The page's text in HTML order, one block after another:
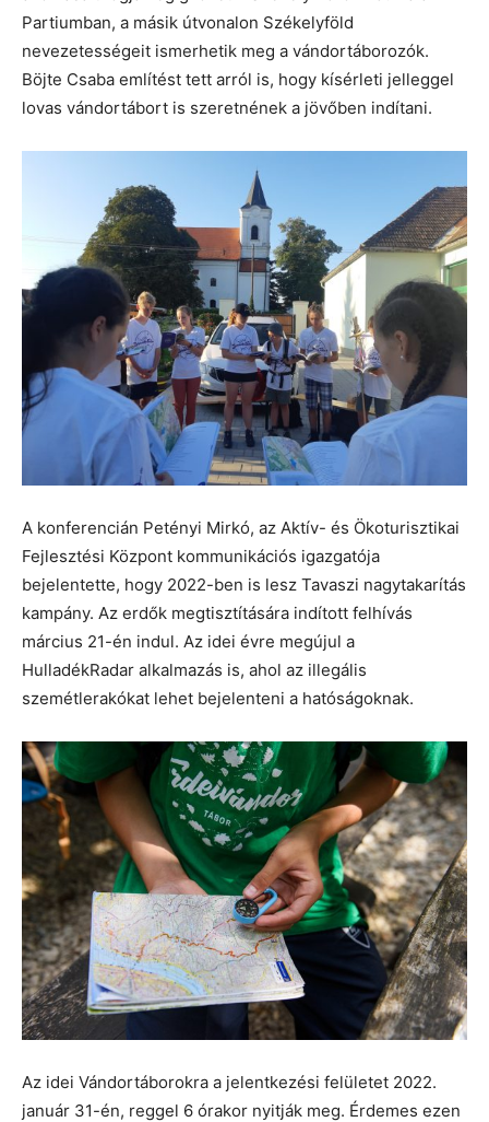
Partiumban, a másik útvonalon Székelyföld
nevezetességeit ismerhetik meg a vándortáborozók.
Böjte Csaba említést tett arról is, hogy kísérleti jelleggel
lovas vándortábort is szeretnének a jövőben indítani.
A konferencián Petényi Mirkó, az Aktív- és Ökoturisztikai
Fejlesztési Központ kommunikációs igazgatója
bejelentette, hogy 2022-ben is lesz Tavaszi nagytakarítás
kampány. Az erdők megtisztítására indított felhívás
március 21-én indul. Az idei évre megújul a
HulladékRadar alkalmazás is, ahol az illegális
szemétlerakókat lehet bejelenteni a hatóságoknak.
Az idei Vándortáborokra a jelentkezési felületet 2022.
január 31-én, reggel 6 órakor nyitják meg. Érdemes ezen